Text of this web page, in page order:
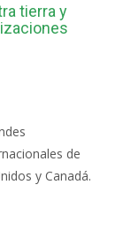
tierra y
de
y Canadá.